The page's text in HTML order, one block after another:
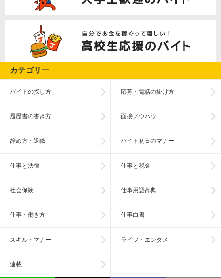
カテゴリー
バイトの探し方 応募・電話の掛け方
履歴書の書き方 面接ノウハウ
辞め方・退職 バイト初日のマナー
仕事と法律 仕事と税金
社会保険 仕事用語辞典
仕事・働き方 仕事白書
スキル・マナー ライフ・エンタメ
連載